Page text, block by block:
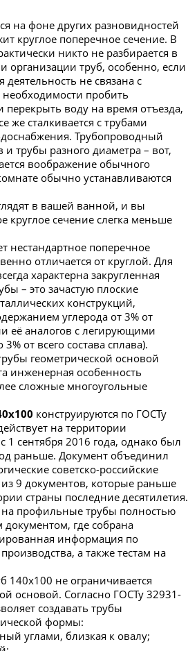
на фоне других разновидностей
круглое поперечное сечение. В
никто не разбирается в
организации труб, особенно, если
не связана c
пробить
воду на время отъезда,
же сталкивается с трубами
Трубопроводный
и трубы разного диаметра – вот,
воображение обычного
обычно устанавливаются
в вашей ванной, и вы
круглое сечение слегка меньше
нестандартное поперечное
отличается от круглой. Для
характерна закругленная
– это зачастую плоские
конструкций,
углерода от 3% от
её аналогов с легирующими
от всего состава сплава).
геометрической основой
инженерная особенность
сложные многоугольные
конструируются по ГОСТу
на территории
1 сентября 2016 года, однако был
раньше. Документ объединил
советско-российские
9 документов, которые раньше
страны последние десятилетия.
профильные трубы полностью
где собрана
информация по
а также тестам на
не ограничивается
основой. Согласно ГОСТу 32931-
создавать трубы
формы:
углами, близкая к овалу;